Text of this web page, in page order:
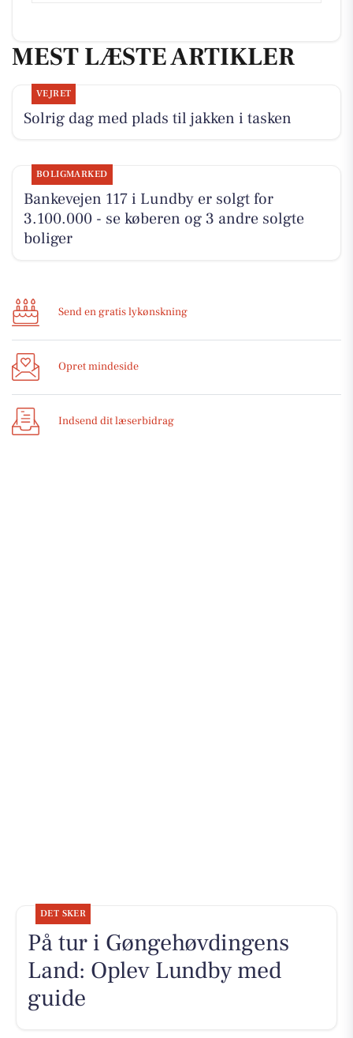
MEST LÆSTE ARTIKLER
VEJRET
Solrig dag med plads til jakken i tasken
BOLIGMARKED
Bankevejen 117 i Lundby er solgt for
3.100.000 - se køberen og 3 andre solgte
boliger
Send en gratis lykønskning
Opret mindeside
Indsend dit læserbidrag
DET SKER
På tur i Gøngehøvdingens
Land: Oplev Lundby med
guide